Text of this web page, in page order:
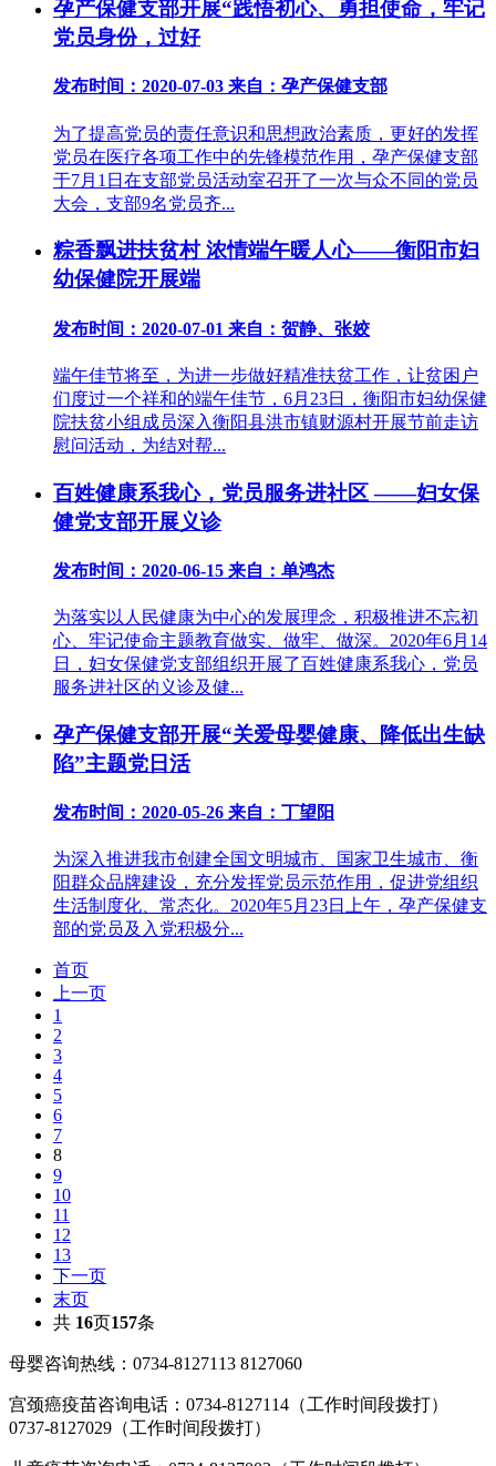
孕产保健支部开展“践悟初心、勇担使命，牢记
党员身份，过好
发布时间：2020-07-03 来自：孕产保健支部
为了提高党员的责任意识和思想政治素质，更好的发挥
党员在医疗各项工作中的先锋模范作用，孕产保健支部
于7月1日在支部党员活动室召开了一次与众不同的党员
大会，支部9名党员齐...
粽香飘进扶贫村 浓情端午暖人心——衡阳市妇
幼保健院开展端
发布时间：2020-07-01 来自：贺静、张姣
端午佳节将至，为进一步做好精准扶贫工作，让贫困户
们度过一个祥和的端午佳节，6月23日，衡阳市妇幼保健
院扶贫小组成员深入衡阳县洪市镇财源村开展节前走访
慰问活动，为结对帮...
百姓健康系我心，党员服务进社区 ——妇女保
健党支部开展义诊
发布时间：2020-06-15 来自：单鸿杰
为落实以人民健康为中心的发展理念，积极推进不忘初
心、牢记使命主题教育做实、做牢、做深。2020年6月14
日，妇女保健党支部组织开展了百姓健康系我心，党员
服务进社区的义诊及健...
孕产保健支部开展“关爱母婴健康、降低出生缺
陷”主题党日活
发布时间：2020-05-26 来自：丁望阳
为深入推进我市创建全国文明城市、国家卫生城市、衡
阳群众品牌建设，充分发挥党员示范作用，促进党组织
生活制度化、常态化。2020年5月23日上午，孕产保健支
部的党员及入党积极分...
首页
上一页
1
2
3
4
5
6
7
8
9
10
11
12
13
下一页
末页
共 16页157条
母婴咨询热线：0734-8127113 8127060
宫颈癌疫苗咨询电话：0734-8127114（工作时间段拨打）
0737-8127029（工作时间段拨打）